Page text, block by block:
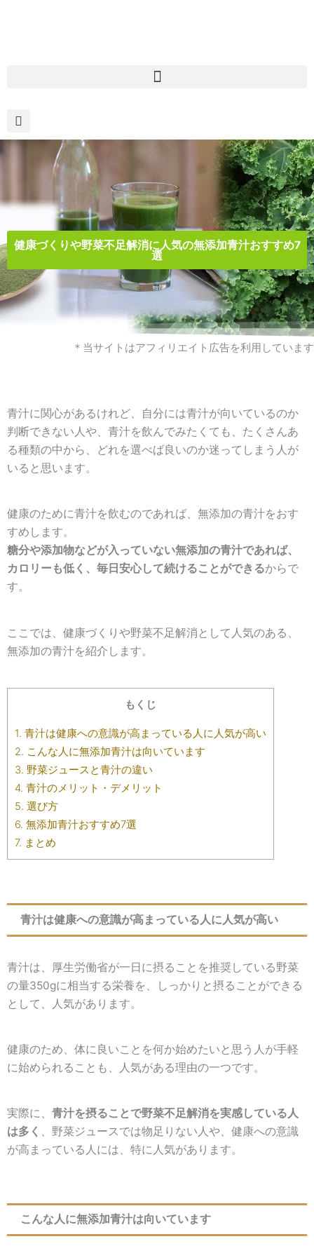
健康づくりや野菜不足解消に人気の無添加青汁おすすめ7
選
＊当サイトはアフィリエイト広告を利用しています
青汁に関心があるけれど、自分には青汁が向いているのか
判断できない人や、青汁を飲んでみたくても、たくさんあ
る種類の中から、どれを選べば良いのか迷ってしまう人が
いると思います。
健康のために青汁を飲むのであれば、無添加の青汁をおす
すめします。
糖分や添加物などが入っていない無添加の青汁であれば、
カロリーも低く、毎日安心して続けることができるからで
す。
ここでは、健康づくりや野菜不足解消として人気のある、
無添加の青汁を紹介します。
もくじ
1. 青汁は健康への意識が高まっている人に人気が高い
2. こんな人に無添加青汁は向いています
3. 野菜ジュースと青汁の違い
4. 青汁のメリット・デメリット
5. 選び方
6. 無添加青汁おすすめ7選
7. まとめ
青汁は健康への意識が高まっている人に人気が高い
青汁は、厚生労働省が一日に摂ることを推奨している野菜
の量350gに相当する栄養を、しっかりと摂ることができる
として、人気があります。
健康のため、体に良いことを何か始めたいと思う人が手軽
に始められることも、人気がある理由の一つです。
実際に、 青汁を摂ることで野菜不足解消を実感している人
は多く 、野菜ジュースでは物足りない人や、健康への意識
が高まっている人には、特に人気があります。
こんな人に無添加青汁は向いています